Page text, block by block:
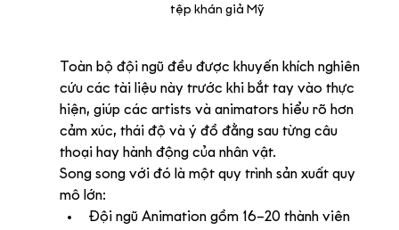
tệp khán giả Mỹ
Toàn bộ đội ngũ đều được khuyến khích nghiên
cứu các tài liệu này trước khi bắt tay vào thực
hiện, giúp các artists và animators hiểu rõ hơn
cảm xúc, thái độ và ý đồ đằng sau từng câu
thoại hay hành động của nhân vật.
Song song với đó là một quy trình sản xuất quy
mô lớn:
Đội ngũ Animation gồm 16–20 thành viên